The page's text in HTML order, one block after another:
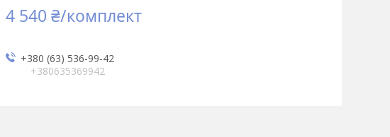
4 540 ₴/комплект
+380 (63) 536-99-42
+380635369942